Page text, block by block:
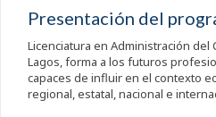
Presentación del
Licenciatura en Administración
Lagos, forma a los futuros
capaces de influir en el contexto
regional, estatal, nacional e